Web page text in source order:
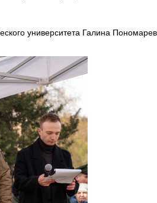
университета Галина